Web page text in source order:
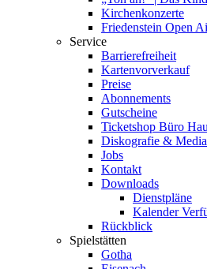
Kirchenkonzerte
Friedenstein Open
Service
Barrierefreiheit
Kartenvorverkauf
Preise
Abonnements
Gutscheine
Ticketshop Büro
Diskografie & Media
Jobs
Kontakt
Downloads
Dienstpläne
Kalender
Rückblick
Spielstätten
Gotha